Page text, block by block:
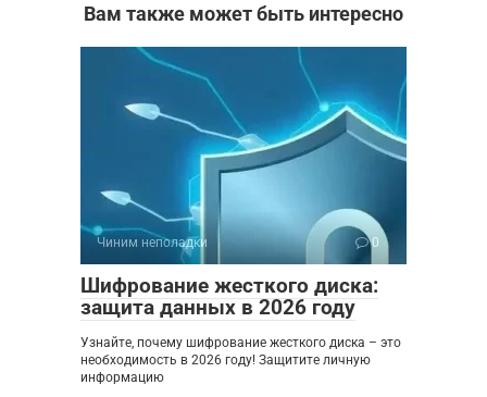
Вам также может быть интересно
Чиним неполадки 0
Шифрование жесткого диска:
защита данных в 2026 году
Узнайте, почему шифрование жесткого диска – это
необходимость в 2026 году! Защитите личную
информацию